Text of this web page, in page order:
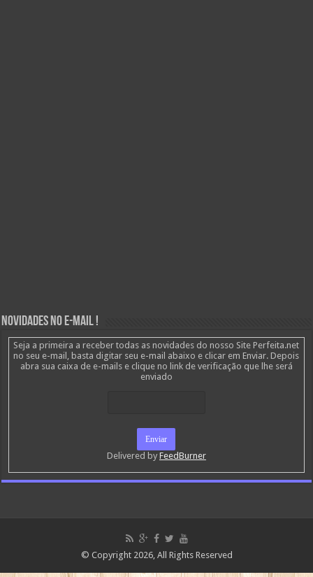
Novidades no E-mail !
Seja a primeira a receber todas as novidades do nosso Site Perfeita.net
no seu e-mail, basta digitar seu e-mail abaixo e clicar em Enviar. Depois
abra sua caixa de e-mails e clique no link de verificação que lhe será
enviado
Delivered by FeedBurner
© Copyright 2026, All Rights Reserved